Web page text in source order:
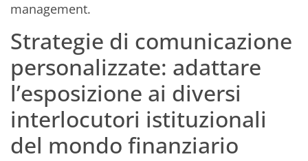
management.
Strategie di comunicazione
personalizzate: adattare
l’esposizione ai diversi
interlocutori istituzionali
del mondo finanziario